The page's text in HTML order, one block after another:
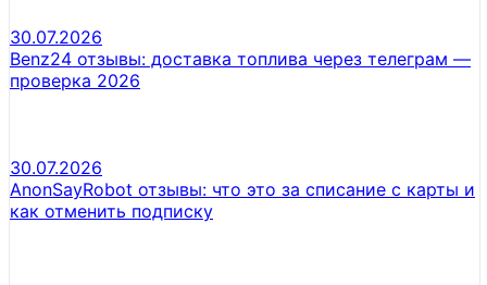
30.07.2026
Benz24 отзывы: доставка топлива через телеграм —
проверка 2026
30.07.2026
AnonSayRobot отзывы: что это за списание с карты и
как отменить подписку